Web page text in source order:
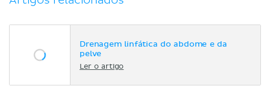
Drenagem linfática do abdome e da
pelve
Ler o artigo